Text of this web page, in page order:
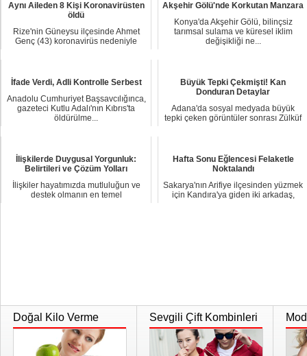
Aynı Aileden 8 Kişi Koronavirüsten
öldü
Rize'nin Güneysu ilçesinde Ahmet
Genç (43) koronavirüs nedeniyle
Akşehir Gölü'nde Korkutan Manzara
Konya'da Akşehir Gölü, bilinçsiz
tarımsal sulama ve küresel iklim
değişikliği ne...
İfade Verdi, Adli Kontrolle Serbest
Anadolu Cumhuriyet Başsavcılığınca,
gazeteci Kutlu Adalı'nın Kıbrıs'ta
öldürülme...
Büyük Tepki Çekmişti! Kan
Donduran Detaylar
Adana'da sosyal medyada büyük
tepki çeken görüntüler sonrası Zülküf
İlişkilerde Duygusal Yorgunluk:
Belirtileri ve Çözüm Yolları
İlişkiler hayatımızda mutluluğun ve
destek olmanın en temel
Hafta Sonu Eğlencesi Felaketle
Noktalandı
Sakarya'nın Arifiye ilçesinden yüzmek
için Kandıra'ya giden iki arkadaş,
Doğal Kilo Verme Sevgili Çift Kombinleri